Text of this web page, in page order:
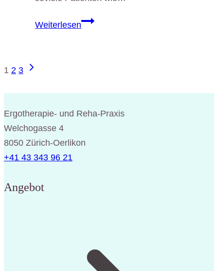
WeiterlesenDas
Seitennavigation
1 2 3
Nächste
Ergotherapie- und Reha-Praxis
Welchogasse 4
8050 Zürich-Oerlikon
+41 43 343 96 21
Angebot